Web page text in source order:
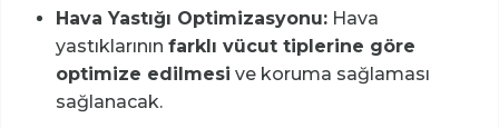
Hava Yastığı Optimizasyonu: Hava
yastıklarının farklı vücut tiplerine göre
optimize edilmesi ve koruma sağlaması
sağlanacak.